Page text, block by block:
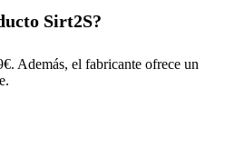
Sirt2S?
Además, el fabricante ofrece un